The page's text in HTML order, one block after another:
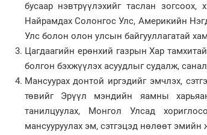
бусаар нэвтрүүлэхийг таслан зогсоох,
Найрамдах Солонгос Улс, Америкийн
Улс болон олон улсын байгууллагатай
Цагдаагийн ерөнхий газрын Хар
болгон бэхжүүлэх асуудлыг судалж,
Мансуурах донтой иргэдийг эмчлэх,
төвийг Эрүүл мэндийн яамны
танилцуулах, Монгол Улсад
мансууруулах эм, сэтгэцэд нөлөөт эмийн